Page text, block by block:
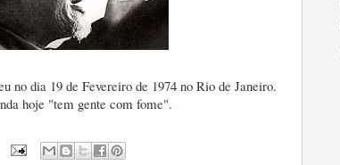
no dia 19 de Fevereiro de 1974 no Rio de Janeiro.
hoje "tem gente com fome".